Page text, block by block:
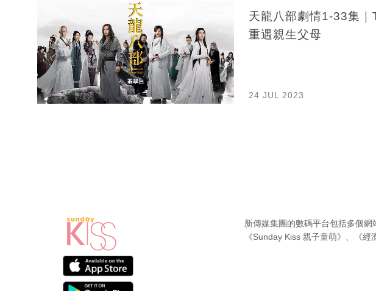
天龍八部劇情1-33集
重遇親生父母
24 JUL 2023
新傳媒集團的數碼平台包括多個網
《Sunday Kiss 親子童萌》
《經